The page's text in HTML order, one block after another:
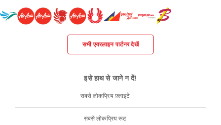
सभी एयरलाइन पार्टनर देखें
इसे हाथ से जाने न दें!
सबसे लोकप्रिय फ़्लाइटें
सबसे लोकप्रिय रूट